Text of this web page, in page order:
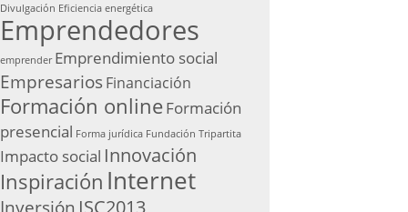
Divulgación Eficiencia energética
Emprendedores
emprender Emprendimiento social
Empresarios Financiación
Formación onlineFormación
presencial Forma jurídica Fundación Tripartita
Impacto social Innovación
Inspiración Internet
Inversión ISC2013